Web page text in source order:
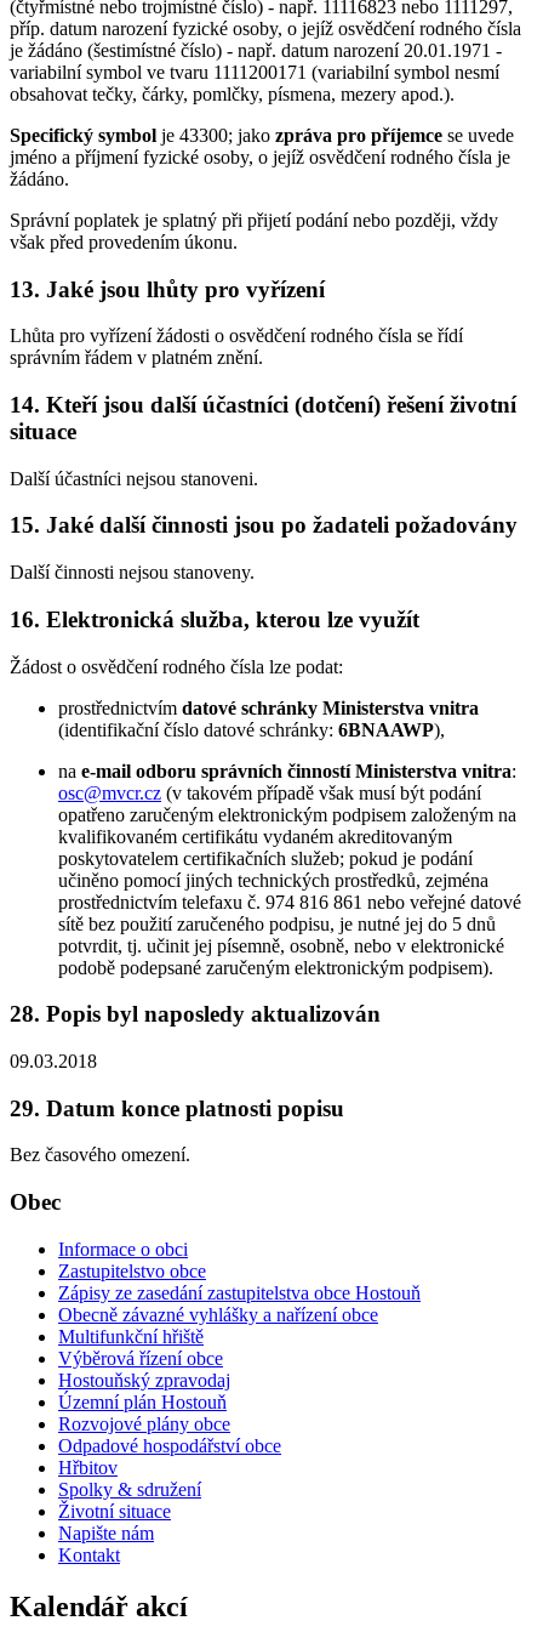
(čtyřmístné nebo trojmístné číslo) - např. 11116823 nebo 1111297,
příp. datum narození fyzické osoby, o jejíž osvědčení rodného čísla
je žádáno (šestimístné číslo) - např. datum narození 20.01.1971 -
variabilní symbol ve tvaru 1111200171 (variabilní symbol nesmí
obsahovat tečky, čárky, pomlčky, písmena, mezery apod.).
Specifický symbol je 43300; jako zpráva pro příjemce se uvede
jméno a příjmení fyzické osoby, o jejíž osvědčení rodného čísla je
žádáno.
Správní poplatek je splatný při přijetí podání nebo později, vždy
však před provedením úkonu.
13. Jaké jsou lhůty pro vyřízení
Lhůta pro vyřízení žádosti o osvědčení rodného čísla se řídí
správním řádem v platném znění.
14. Kteří jsou další účastníci (dotčení) řešení životní
situace
Další účastníci nejsou stanoveni.
15. Jaké další činnosti jsou po žadateli požadovány
Další činnosti nejsou stanoveny.
16. Elektronická služba, kterou lze využít
Žádost o osvědčení rodného čísla lze podat:
prostřednictvím datové schránky Ministerstva vnitra
(identifikační číslo datové schránky: 6BNAAWP),
na e-mail odboru správních činností Ministerstva vnitra:
osc@mvcr.cz (v takovém případě však musí být podání
opatřeno zaručeným elektronickým podpisem založeným na
kvalifikovaném certifikátu vydaném akreditovaným
poskytovatelem certifikačních služeb; pokud je podání
učiněno pomocí jiných technických prostředků, zejména
prostřednictvím telefaxu č. 974 816 861 nebo veřejné datové
sítě bez použití zaručeného podpisu, je nutné jej do 5 dnů
potvrdit, tj. učinit jej písemně, osobně, nebo v elektronické
podobě podepsané zaručeným elektronickým podpisem).
28. Popis byl naposledy aktualizován
09.03.2018
29. Datum konce platnosti popisu
Bez časového omezení.
Obec
Informace o obci
Zastupitelstvo obce
Zápisy ze zasedání zastupitelstva obce Hostouň
Obecně závazné vyhlášky a nařízení obce
Multifunkční hřiště
Výběrová řízení obce
Hostouňský zpravodaj
Územní plán Hostouň
Rozvojové plány obce
Odpadové hospodářství obce
Hřbitov
Spolky & sdružení
Životní situace
Napište nám
Kontakt
Kalendář akcí